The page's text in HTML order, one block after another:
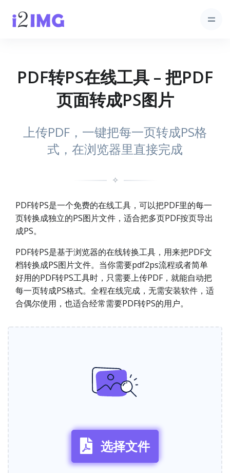
PDF转PS在线工具 – 把PDF
页面转成PS图片
上传PDF，一键把每一页转成PS格
式，在浏览器里直接完成
✧
PDF转PS是一个免费的在线工具，可以把PDF里的每一
页转换成独立的PS图片文件，适合把多页PDF按页导出
成PS。
PDF转PS是基于浏览器的在线转换工具，用来把PDF文
档转换成PS图片文件。当你需要pdf2ps流程或者简单
好用的PDF转PS工具时，只需要上传PDF，就能自动把
每一页转成PS格式。全程在线完成，无需安装软件，适
合偶尔使用，也适合经常需要PDF转PS的用户。
选择文件